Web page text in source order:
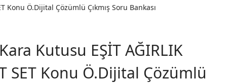
KİTAPLARI
KARA KUTU KİTAPLARI
KİTAPLARI
ÖZGÜN ÜRÜNLER
KARA KUTU KİTAPLARI
Konu Ö.Dijital Çözümlü Çıkmış Soru Bankası
Kutusu EŞİT AĞIRLIK
SET Konu Ö.Dijital Çözümlü